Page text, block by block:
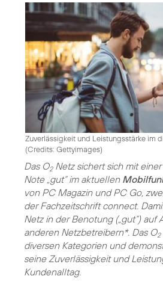
Zuverlässigkeit und Leistungsstärke im
(Credits: Gettyimages)
Das O2Netz sichert sich mit
Note „gut“ im aktuellen
von PC Magazin und PC Go,
der Fachzeitschrift connect.
Netz in der Benotung („gut“) auf
anderen Netzbetreibern*. Das O2
diversen Kategorien und
seine Zuverlässigkeit und
Kundenalltag.